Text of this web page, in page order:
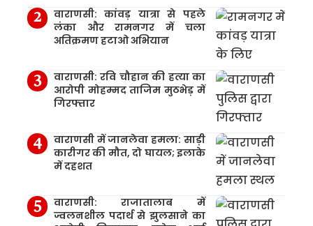
वाराणसी: कांवड़ यात्रा से पहले
लंका और रामनगर में चला
अतिक्रमण हटाओ अभियान
वाराणसी: रवि चौहान की हत्या का
आरोपी मोहम्मद ताजिम मुठभेड़ में
गिरफ्तार
वाराणसी में जानलेवा हमला: साड़ी
कारीगर की मौत, दो घायल; इलाके
में दहशत
वाराणसी: राजातालाब में
ज्वलनशील पदार्थ से झुलसाने का